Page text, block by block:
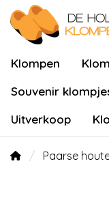
Klompen
Souvenir
Uitverkoop
Paarse